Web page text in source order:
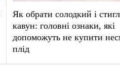
Як обрати солодкий і
кавун: головні ознаки, які
допоможуть не купити
плід